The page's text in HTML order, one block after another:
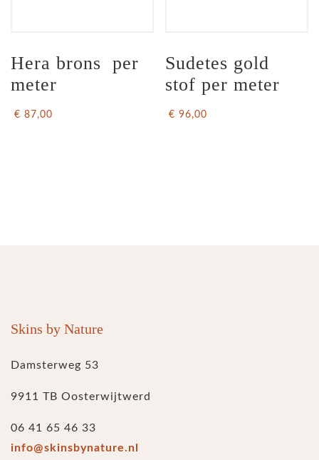
Hera brons  per
meter
€ 87,00
Sudetes gold
stof per meter
€ 96,00
Skins by Nature
Damsterweg 53
9911 TB Oosterwijtwerd
06 41 65 46 33
info@skinsbynature.nl